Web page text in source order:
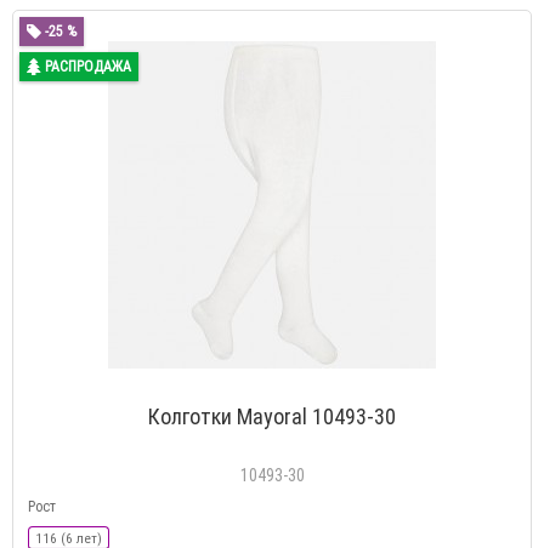
-25 %
РАСПРОДАЖА
Колготки Mayoral 10493-30
10493-30
Рост
116 (6 лет)